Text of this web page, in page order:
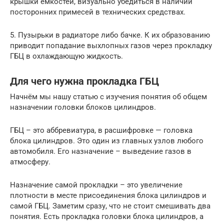
посторонних примесей в технических средствах.
5. Пузырьки в радиаторе либо бачке. К их образованию
приводит попадание выхлопных газов через прокладку
ГБЦ в охлаждающую жидкость.
Для чего нужна прокладка ГБЦ
Начнём мы нашу статью с изучения понятия об общем
назначении головки блоков цилиндров.
ГБЦ – это аббревиатура, в расшифровке — головка
блока цилиндров. Это один из главных узлов любого
автомобиля. Его назначение – выведение газов в
атмосферу.
Назначение самой прокладки – это увеличение
плотности в месте присоединения блока цилиндров и
самой ГБЦ. Заметим сразу, что не стоит смешивать два
понятия. Есть прокладка головки блока цилиндров, а